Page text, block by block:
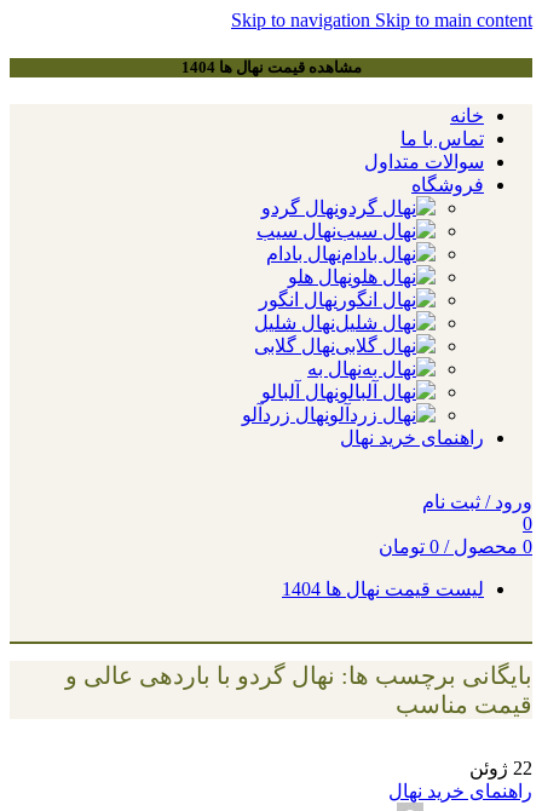
Skip to navigation Skip to main content
مشاهده قیمت نهال ها 1404
خانه
تماس با ما
سوالات متداول
فروشگاه
نهال گردو
نهال سیب
نهال بادام
نهال هلو
نهال انگور
نهال شلیل
نهال گلابی
نهال به
نهال آلبالو
نهال زردآلو
راهنمای خرید نهال
ورود / ثبت نام
0
0 محصول /
0 تومان
لیست قیمت نهال ها 1404
بایگانی برچسب ها: نهال گردو با باردهی عالی و
قیمت مناسب
22 ژوئن
راهنمای خرید نهال